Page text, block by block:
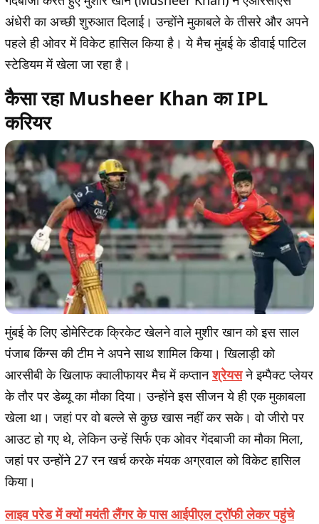
अंधेरी का अच्छी शुरुआत दिलाई। उन्होंने मुकाबले के तीसरे और अपने
पहले ही ओवर में विकेट हासिल किया है। ये मैच मुंबई के डीवाई पाटिल
स्टेडियम में खेला जा रहा है।
कैसा रहा Musheer Khan का IPL
करियर
मुंबई के लिए डोमेस्टिक क्रिकेट खेलने वाले मुशीर खान को इस साल
पंजाब किंग्स की टीम ने अपने साथ शामिल किया। खिलाड़ी को
आरसीबी के खिलाफ क्वालीफायर मैच में कप्तानश्रेयसने इम्पैक्ट प्लेयर
के तौर पर डेब्यू का मौका दिया। उन्होंने इस सीजन ये ही एक मुकाबला
खेला था। जहां पर वो बल्ले से कुछ खास नहीं कर सके। वो जीरो पर
आउट हो गए थे, लेकिन उन्हें सिर्फ एक ओवर गेंदबाजी का मौका मिला,
जहां पर उन्होंने 27 रन खर्च करके मंयक अग्रवाल को विकेट हासिल
किया।
लाइव परेड में क्यों मयंती लैंगर के पास आईपीएल ट्रॉफी लेकर पहुंचे